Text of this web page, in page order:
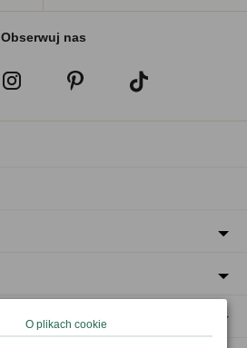
Obserwuj nas
O plikach cookie